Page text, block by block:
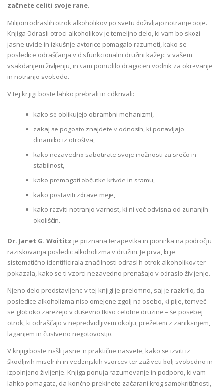
začnete celiti svoje rane.
Milijoni odraslih otrok alkoholikov po svetu doživljajo notranje boje.
Knjiga Odrasli otroci alkoholikov je temeljno delo, ki vam bo skozi
jasne uvide in izkušnje avtorice pomagalo razumeti, kako se
posledice odraščanja v disfunkcionalni družini kažejo v vašem
vsakdanjem življenju, in vam ponudilo dragocen vodnik za okrevanje
in notranjo svobodo.
V tej knjigi boste lahko prebrali in odkrivali:
kako se oblikujejo obrambni mehanizmi,
zakaj se pogosto znajdete v odnosih, ki ponavljajo
dinamiko iz otroštva,
kako nezavedno sabotirate svoje možnosti za srečo in
stabilnost,
kako premagati občutke krivde in sramu,
kako postaviti zdrave meje,
kako razviti notranjo varnost, ki ni več odvisna od zunanjih
okoliščin.
Dr. Janet G. Woititz je priznana terapevtka in pionirka na področju
raziskovanja posledic alkoholizma v družini. Je prva, ki je
sistematično identificirala značilnosti odraslih otrok alkoholikov ter
pokazala, kako se ti vzorci nezavedno prenašajo v odraslo življenje.
Njeno delo predstavljeno v tej knjigi je prelomno, saj je razkrilo, da
posledice alkoholizma niso omejene zgolj na osebo, ki pije, temveč
se globoko zarežejo v duševno tkivo celotne družine – še posebej
otrok, ki odraščajo v nepredvidljivem okolju, prežetem z zanikanjem,
laganjem in čustveno negotovostjo.
V knjigi boste našli jasne in praktične nasvete, kako se izviti iz
škodljivih miselnih in vedenjskih vzorcev ter zaživeti bolj svobodno in
izpolnjeno življenje. Knjiga ponuja razumevanje in podporo, ki vam
lahko pomagata, da končno prekinete začarani krog samokritičnosti,